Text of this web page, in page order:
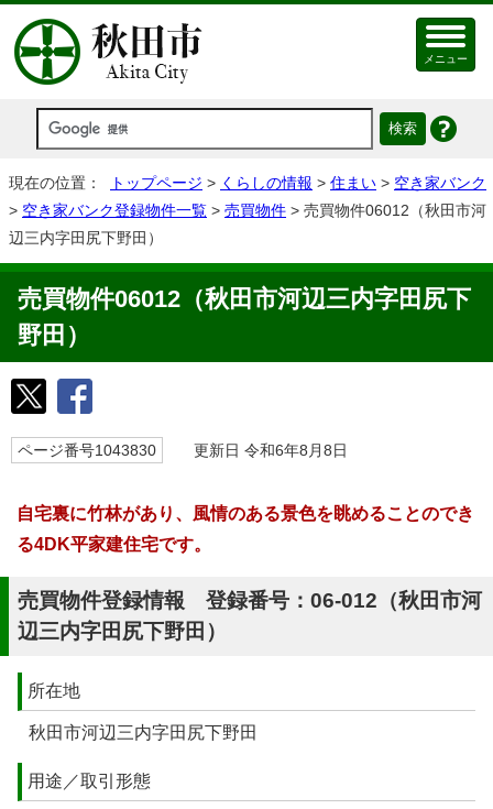
メニュー
現在の位置： トップページ > くらしの情報 > 住まい > 空き家バンク
> 空き家バンク登録物件一覧 > 売買物件 > 売買物件06012（秋田市河
辺三内字田尻下野田）
売買物件06012（秋田市河辺三内字田尻下
野田）
ページ番号1043830 更新日 令和6年8月8日
自宅裏に竹林があり、風情のある景色を眺めることのでき
る4DK平家建住宅です。
売買物件登録情報 登録番号：06-012（秋田市河
辺三内字田尻下野田）
所在地
秋田市河辺三内字田尻下野田
用途／取引形態